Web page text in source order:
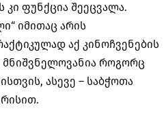
კი ფუნქცია შეეცვალა.
იმითაც არის
აქ კინოჩვენების
მნიშვნელოვანია როგორც
ასევე – საბჭოთა